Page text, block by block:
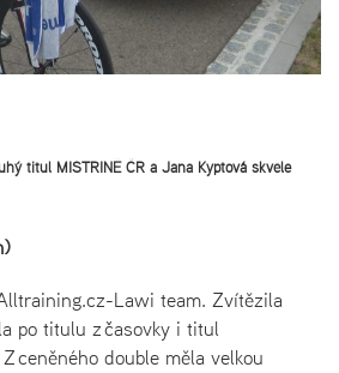
titul MISTRINĚ ČR a Jana Kyptová skvěle
Lawi team. Zvítězila
po titulu z časovky i titul
ceněného double měla velkou